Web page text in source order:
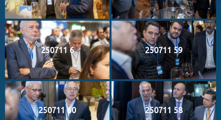
250711 6 250711 59
250711 60 250711 58